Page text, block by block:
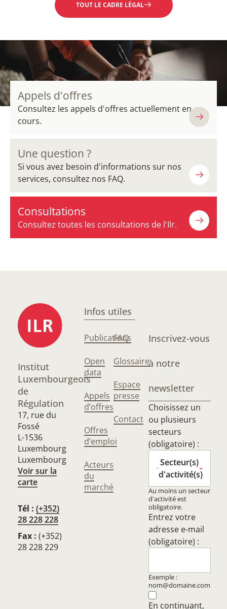
TOUT LE CADRE LÉGAL
Appels d'offres
Consultez les appels d'offres actuellement en
cours.
Une question ?
Si vous avez besoin d'informations sur nos
services, consultez nos FAQ.
Consultations
Consultez toutes les consultations de l'Ilr.
Institut
Luxembourgeois
de
Régulation
17, rue du
Fossé
L-1536
Luxembourg
Luxembourg
Voir sur la
carte
Tél : (+352)
28 228 228
Fax : (+352)
28 228 229
Infos utiles
Publications
Open
data
Appels
d’offres
Offres
d’emploi
Acteurs
du
marché
FAQ
Glossaire
Espace
presse
Contact
Inscrivez-vous
à notre
newsletter
Choisissez un
ou plusieurs
secteurs
(obligatoire) :
Secteur(s)
d'activité(s)
Au moins un secteur
d'activité est
obligatoire.
Entrez votre
adresse e-mail
(obligatoire) :
Exemple :
nom@domaine.com
En continuant,